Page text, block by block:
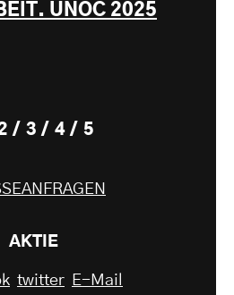
UNOC 2025
3 4 5
AKTIE
twitter E-Mail